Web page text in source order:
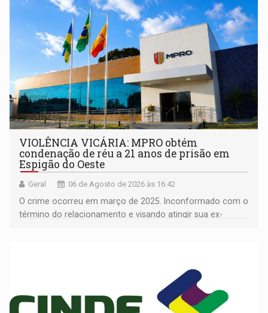
VIOLÊNCIA VICÁRIA: MPRO obtém
condenação de réu a 21 anos de prisão em
Espigão do Oeste
Geral 06 de Agosto de 2026 às 16:42
O crime ocorreu em março de 2025. Inconformado com o
término do relacionamento e visando atingir sua ex-